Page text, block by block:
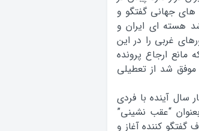
های جهانی گفتگو و
هسته ای ایران و
غربی را در این
ارجاع پرونده
شد از تعطیلی
سال آینده با فردی
“عقب نشینی”
گفتگو کننده آغاز و